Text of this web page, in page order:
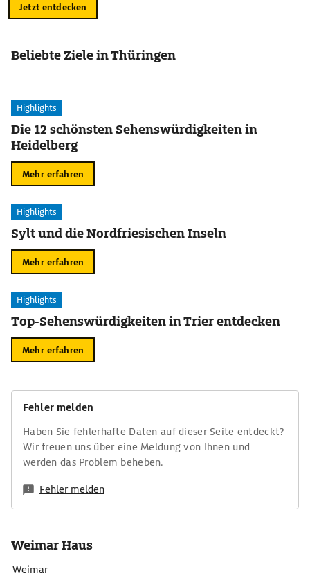
Jetzt entdecken
Beliebte Ziele in Thüringen
Highlights
Die 12 schönsten Sehenswürdigkeiten in
Heidelberg
Mehr erfahren
Highlights
Sylt und die Nordfriesischen Inseln
Mehr erfahren
Highlights
Top-Sehenswürdigkeiten in Trier entdecken
Mehr erfahren
Fehler melden
Haben Sie fehlerhafte Daten auf dieser Seite entdeckt?
Wir freuen uns über eine Meldung von Ihnen und
werden das Problem beheben.
Fehler melden
Weimar Haus
Weimar